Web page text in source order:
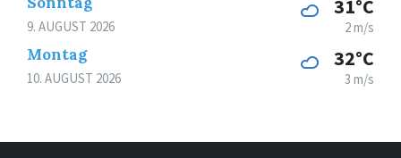
9. AUGUST 2026
31°C
2 m/s
Montag
10. AUGUST 2026
32°C
3 m/s